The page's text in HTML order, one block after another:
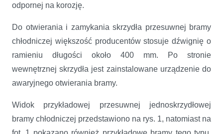
odpornej na korozję.
Do otwierania i zamykania skrzydła przesuwnej bramy
chłodniczej większość producentów stosuje dźwignię o
ramieniu długości około 400 mm. Po stronie
wewnętrznej skrzydła jest zainstalowane urządzenie do
awaryjnego otwierania bramy.
Widok przykładowej przesuwnej jednoskrzydłowej
bramy chłodniczej przedstawiono na rys. 1, natomiast na